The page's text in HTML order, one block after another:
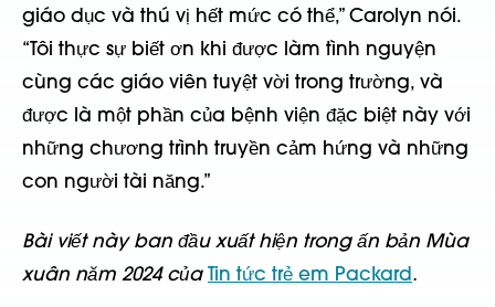
giáo dục và thú vị hết mức có thể,” Carolyn nói.
“Tôi thực sự biết ơn khi được làm tình nguyện
cùng các giáo viên tuyệt vời trong trường, và
được là một phần của bệnh viện đặc biệt này với
những chương trình truyền cảm hứng và những
con người tài năng.”
Bài viết này ban đầu xuất hiện trong ấn bản Mùa
xuân năm 2024 của
Tin tức trẻ em Packard.